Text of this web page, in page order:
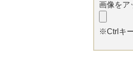
画像をア
※Ctrlキ